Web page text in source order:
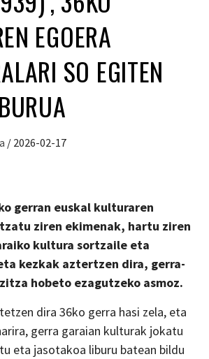
EGOERA
SO EGITEN
/ 2026-02-17
gerran euskal kulturaren
ziren ekimenak, hartu ziren
kultura sortzaile eta
kezkak aztertzen dira, gerra-
hobeto ezagutzeko asmoz.
dira 36ko gerra hasi zela, eta
gerra garaian kulturak jokatu
eta jasotakoa liburu batean bildu